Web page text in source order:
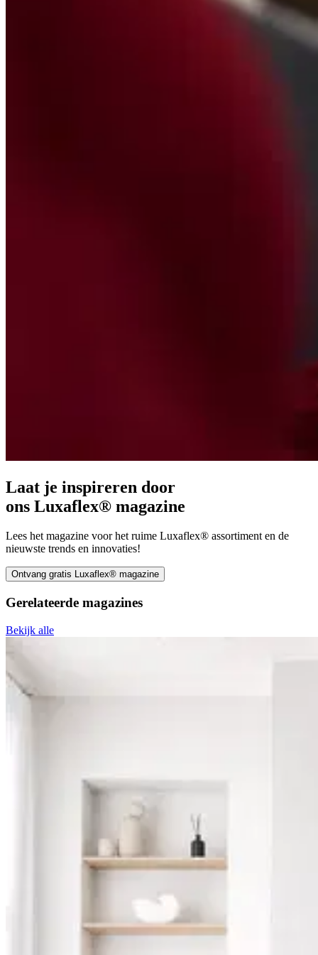
Laat je inspireren door
ons Luxaflex® magazine
Lees het magazine voor het ruime Luxaflex® assortiment en de
nieuwste trends en innovaties!
Ontvang gratis Luxaflex® magazine
Gerelateerde magazines
Bekijk alle